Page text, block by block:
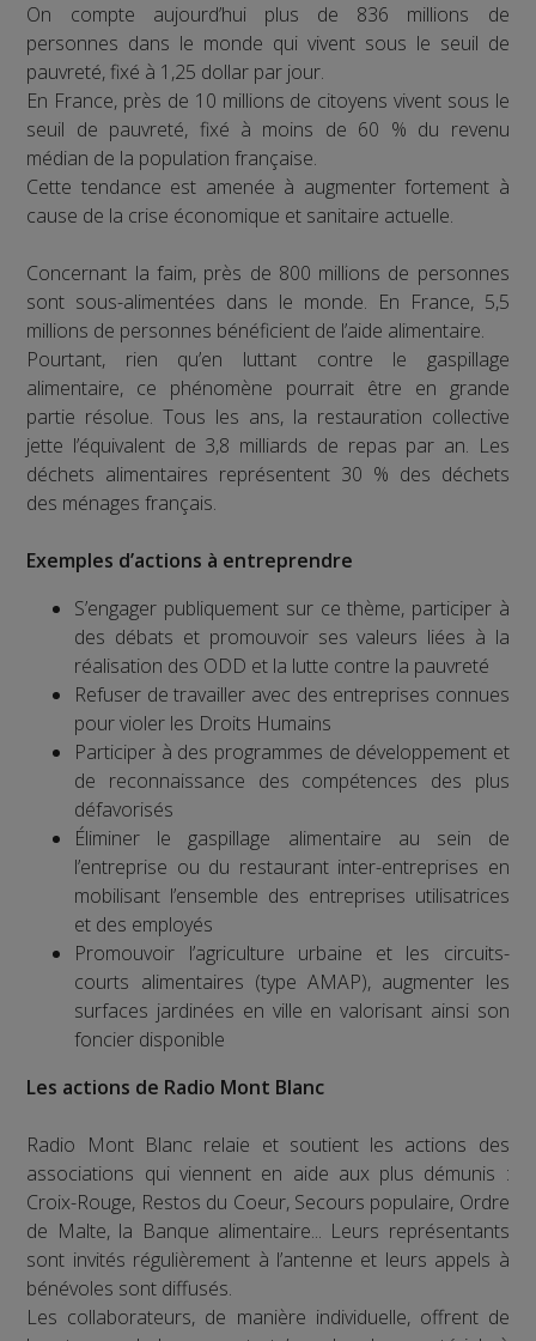
On compte aujourd’hui plus de 836 millions de
personnes dans le monde qui vivent sous le seuil de
pauvreté, fixé à 1,25 dollar par jour.
En France, près de 10 millions de citoyens vivent sous le
seuil de pauvreté, fixé à moins de 60 % du revenu
médian de la population française.
Cette tendance est amenée à augmenter fortement à
cause de la crise économique et sanitaire actuelle.
Concernant la faim, près de 800 millions de personnes
sont sous-alimentées dans le monde. En France, 5,5
millions de personnes bénéficient de l’aide alimentaire.
Pourtant, rien qu’en luttant contre le gaspillage
alimentaire, ce phénomène pourrait être en grande
partie résolue. Tous les ans, la restauration collective
jette l’équivalent de 3,8 milliards de repas par an. Les
déchets alimentaires représentent 30 % des déchets
des ménages français.
Exemples d’actions à entreprendre
S’engager publiquement sur ce thème, participer à
des débats et promouvoir ses valeurs liées à la
réalisation des ODD et la lutte contre la pauvreté
Refuser de travailler avec des entreprises connues
pour violer les Droits Humains
Participer à des programmes de développement et
de reconnaissance des compétences des plus
défavorisés
Éliminer le gaspillage alimentaire au sein de
l’entreprise ou du restaurant inter-entreprises en
mobilisant l’ensemble des entreprises utilisatrices
et des employés
Promouvoir l’agriculture urbaine et les circuits-
courts alimentaires (type AMAP), augmenter les
surfaces jardinées en ville en valorisant ainsi son
foncier disponible
Les actions de Radio Mont Blanc
Radio Mont Blanc relaie et soutient les actions des
associations qui viennent en aide aux plus démunis :
Croix-Rouge, Restos du Coeur, Secours populaire, Ordre
de Malte, la Banque alimentaire... Leurs représentants
sont invités régulièrement à l’antenne et leurs appels à
bénévoles sont diffusés.
Les collaborateurs, de manière individuelle, offrent de